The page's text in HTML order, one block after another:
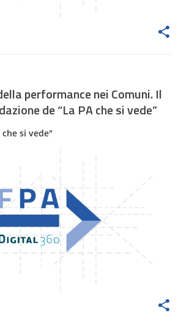
performance nei Comuni. Il
de “La PA che si vede”
che si vede"